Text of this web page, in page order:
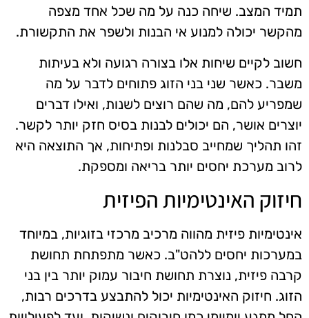
תמיד המצב. שיחה כנה על מה שכל אחד מצפה
מהקשר יכולה למנוע אי הבנות ולשפר את התקשורת.
חשוב לקיים שיחות אלו בצורה רגועה ולא בעיתות
משבר. כאשר שני בני הזוג פתוחים לדבר על מה
שמפריע להם, מה שהם רוצים לשנות, ואילו דברים
יוצרים אושר, הם יכולים לבנות בסיס חזק יותר לקשר.
זהו תהליך שמחייב סבלנות ופתיחות, אך התוצאה היא
לרוב מערכת יחסים יותר בריאה ומספקת.
חיזוק האינטימיות הפיזית
אינטימיות פיזית מהווה מרכיב מרכזי בזוגיות, במיוחד
במערכות יחסים ללהט"ב. כאשר מתפתחת תחושת
קרבה פיזית, נוצרת תחושת חיבור עמוק יותר בין בני
הזוג. חיזוק האינטימיות יכול להתבצע בדרכים רבות,